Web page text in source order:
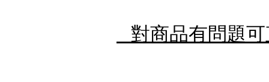
對商品有問題